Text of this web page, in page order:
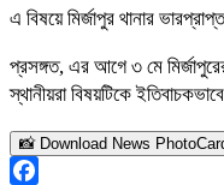
এ বিষয়ে মির্জাপুর থানার
প্রসঙ্গত, এর আগে ৩ মে
স্থানীয়রা বিষয়টিকে
📸 Download News